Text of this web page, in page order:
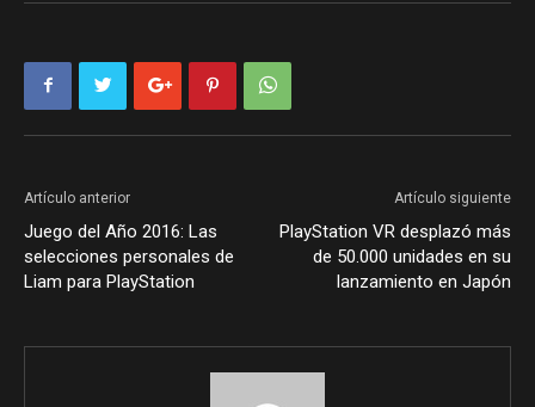
Artículo anterior
Juego del Año 2016: Las
selecciones personales de
Liam para PlayStation
Artículo siguiente
PlayStation VR desplazó más
de 50.000 unidades en su
lanzamiento en Japón